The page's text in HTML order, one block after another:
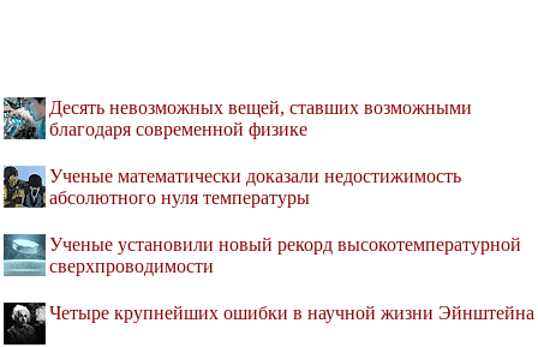
Десять невозможных вещей, ставших возможными
благодаря современной физике
Ученые математически доказали недостижимость
абсолютного нуля температуры
Ученые установили новый рекорд высокотемпературной
сверхпроводимости
Четыре крупнейших ошибки в научной жизни Эйнштейна